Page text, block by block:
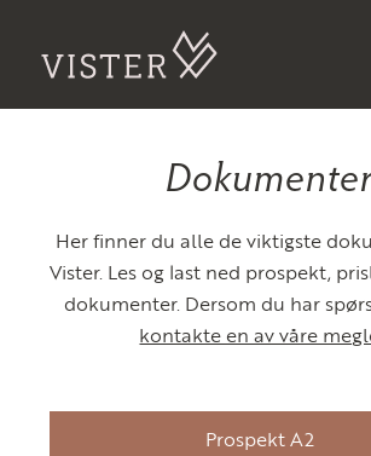
Her finner du alle de viktigste
Vister. Les og last ned prospekt,
dokumenter. Dersom du har
kontakte en av våre
Prospekt A2